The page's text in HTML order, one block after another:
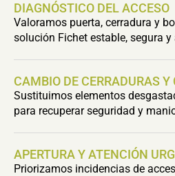
DIAGNÓSTICO DEL ACCESO
Valoramos puerta, cerradura y
solución Fichet estable, segura
CAMBIO DE CERRADURAS Y
Sustituimos elementos
para recuperar seguridad y
APERTURA Y ATENCIÓN
Priorizamos incidencias de